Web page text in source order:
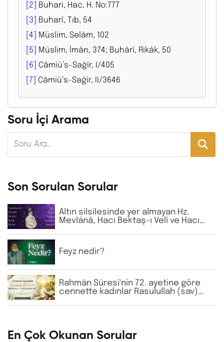
[2] Buhari, Hac, H. No:777
[3] Buharî, Tıb, 54
[4] Müslim, Selâm, 102
[5] Müslim, Îmân, 374; Buhârî, Rikâk, 50
[6] Câmiü’s-Sağîr, I/405
[7] Câmiü’s-Sağîr, II/3646
Soru İçi Arama
Son Sorulan Sorular
Altın silsilesinde yer almayan Hz.
Mevlânâ, Hacı Bektaş-ı Velî ve Hacı
ve Fâtiha okunmaktadır?
Feyz nedir?
Rahmân Sûresi'nin 72. ayetine göre
cennette kadınlar Rasulullah (sav)
En Çok Okunan Sorular